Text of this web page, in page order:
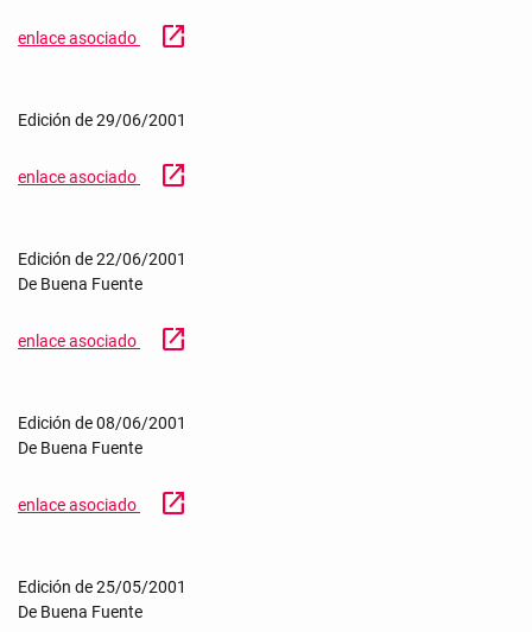
enlace asociado open_in_new
Edición de 29/06/2001
enlace asociado open_in_new
Edición de 22/06/2001
De Buena Fuente
enlace asociado open_in_new
Edición de 08/06/2001
De Buena Fuente
enlace asociado open_in_new
Edición de 25/05/2001
De Buena Fuente